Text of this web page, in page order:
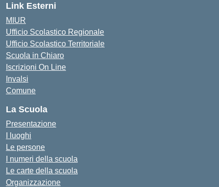
Link Esterni
MIUR
Ufficio Scolastico Regionale
Ufficio Scolastico Territoriale
Scuola in Chiaro
Iscrizioni On Line
Invalsi
Comune
La Scuola
Presentazione
I luoghi
Le persone
I numeri della scuola
Le carte della scuola
Organizzazione